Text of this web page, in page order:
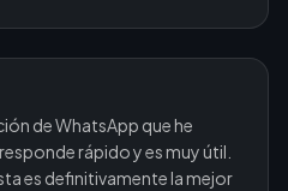
de WhatsApp que he
rápido y es muy útil.
es definitivamente la mejor